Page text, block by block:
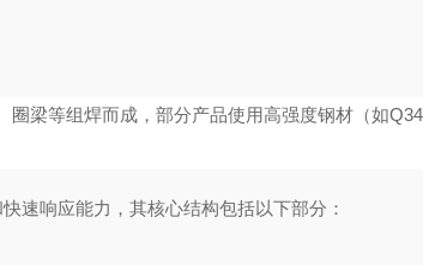
圈梁等组焊而成，部分产品使用高强度钢材（如
速响应能力，其核心结构包括以下部分：